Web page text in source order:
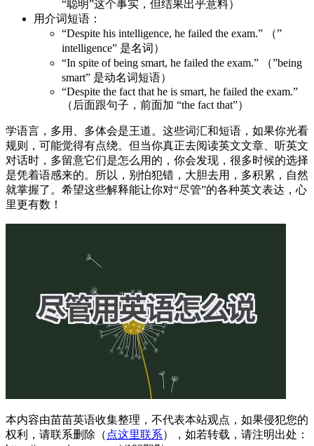
“聪明”这个事实，但结果出乎意料）
用介词短语：
“Despite his intelligence, he failed the exam.” （”
intelligence” 是名词）
“In spite of being smart, he failed the exam.” （”being
smart” 是动名词短语）
“Despite the fact that he is smart, he failed the exam.”
（后面跟句子，前面加 “the fact that”）
学语言，多用、多体会是王道。这些词汇和短语，如果你光看
规则，可能觉得有点绕。但当你真正去阅读英文文章、听英文
对话时，多留意它们是怎么用的，你会发现，很多时候的选择
是凭着语感来的。所以，别怕犯错，大胆去用，多积累，自然
就掌握了。希望这些解释能让你对“尽管”的各种英文表达，心
里更有数！
本内容由苗苗英语收集整理，不代表本站观点，如果侵犯您的
权利，请联系删除（ 点这里联系），如若转载，请注明出处：